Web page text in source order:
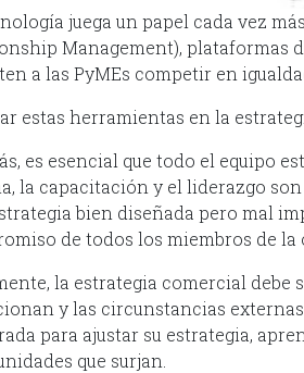
juega un papel cada vez
Management), plataformas
a las PyMEs competir en
estas herramientas en la
es esencial que todo el equipo
la capacitación y el liderazgo
bien diseñada pero mal
de todos los miembros de la
la estrategia comercial debe
y las circunstancias
para ajustar su estrategia,
que surjan.